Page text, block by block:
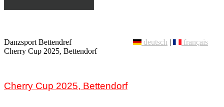
Danzsport Bettendref deutsch |
français
Cherry Cup 2025, Bettendorf
Cherry Cup 2025, Bettendorf